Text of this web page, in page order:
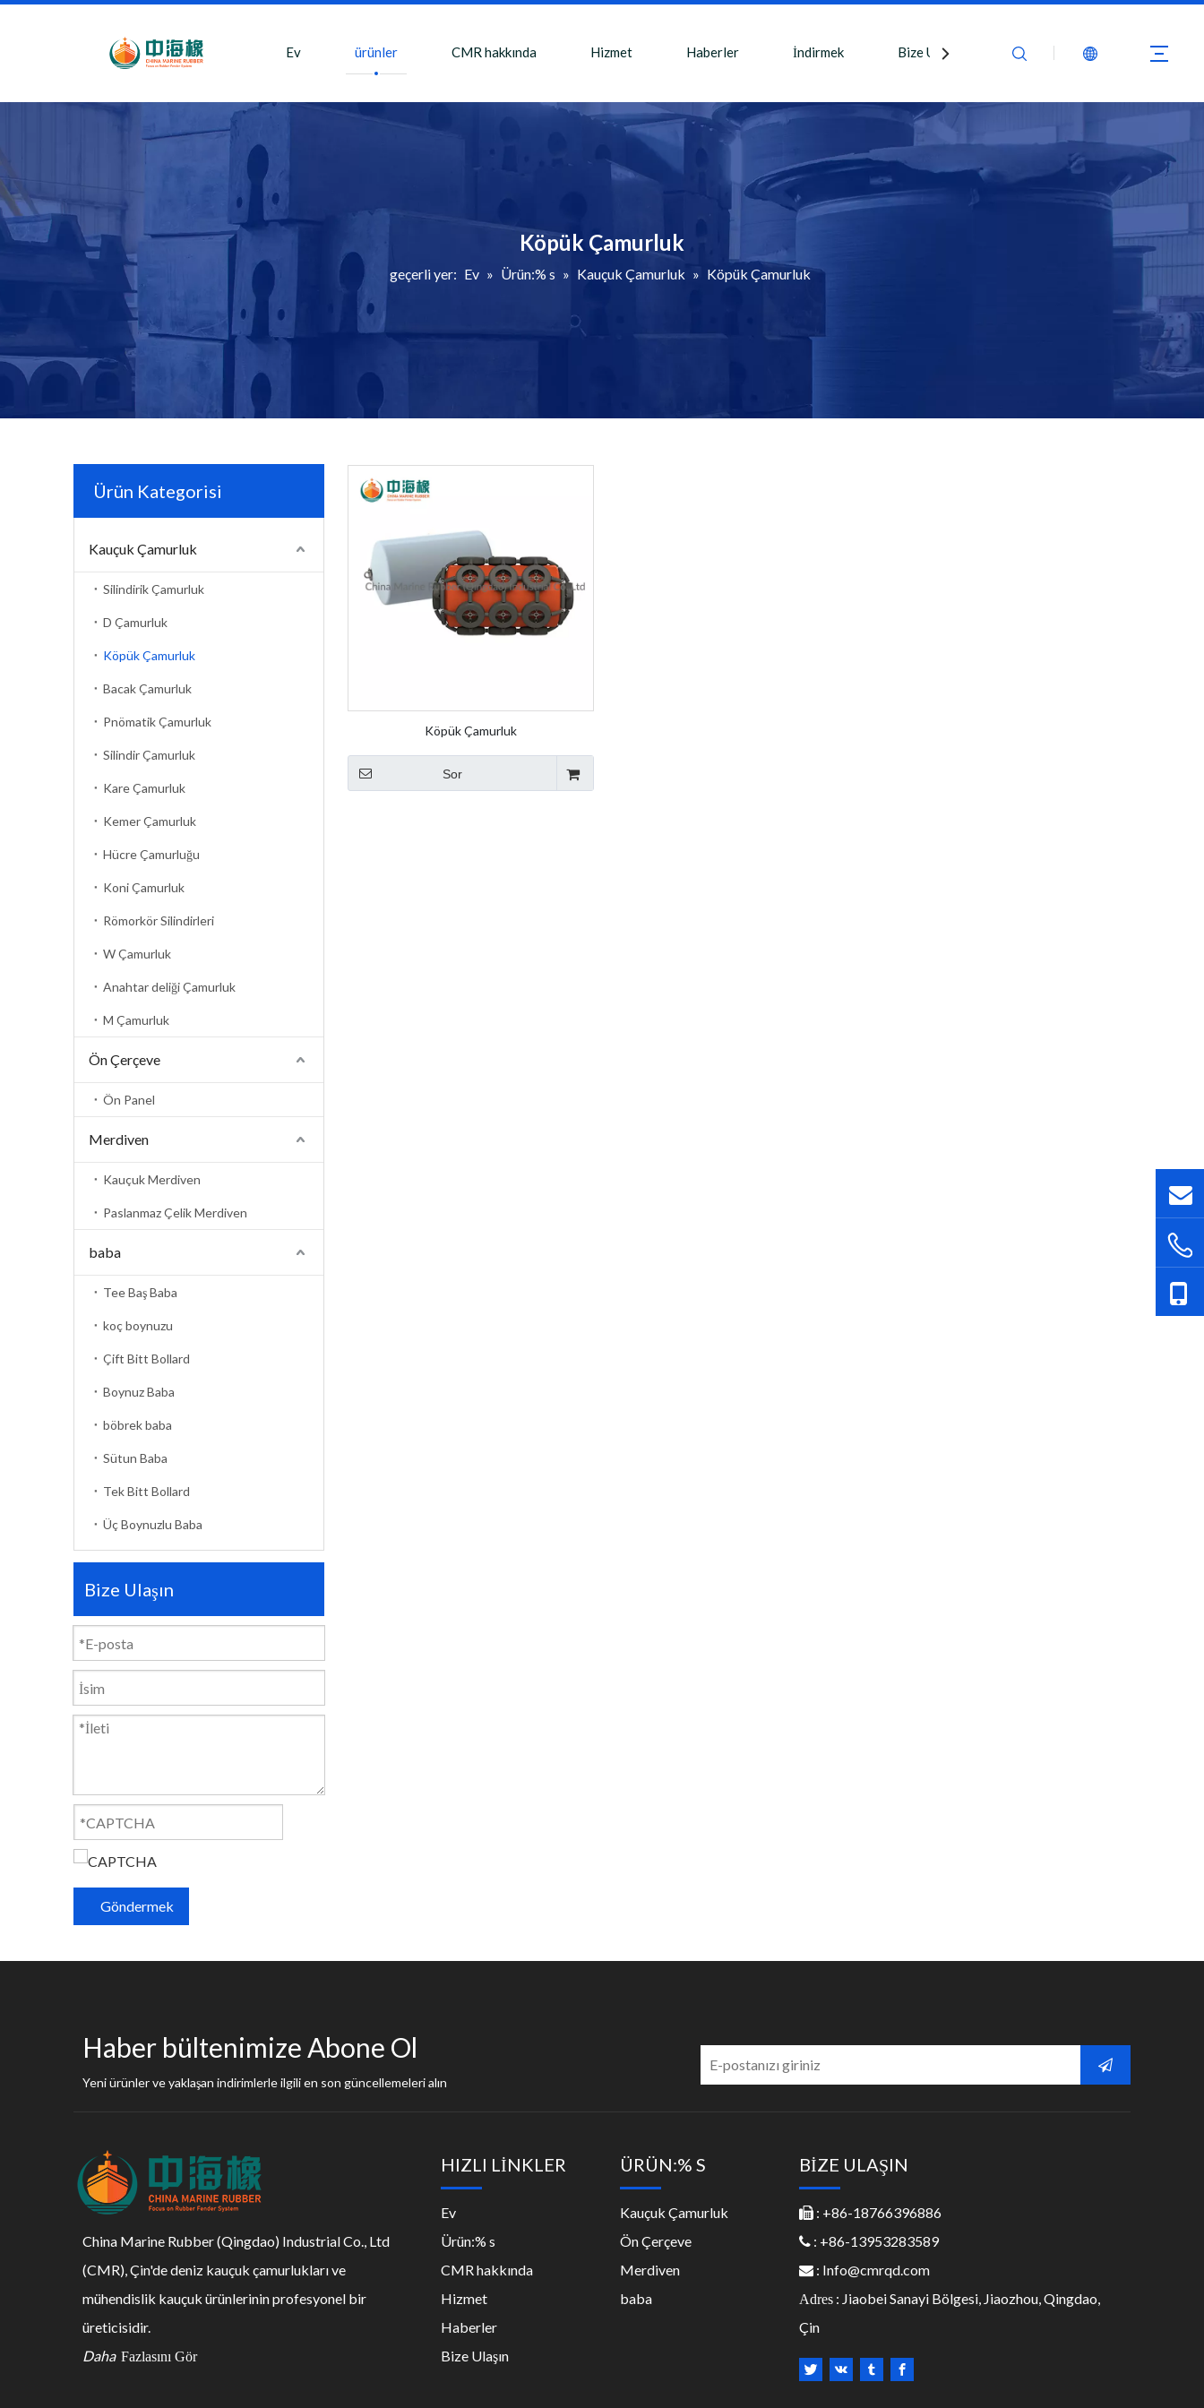
Ev ürünler CMR hakkında Hizmet Haberler İndirmek Bize Ulaşın
Köpük Çamurluk
geçerli yer: Ev » Ürün:% s » Kauçuk Çamurluk » Köpük Çamurluk
Ürün Kategorisi
Kauçuk Çamurluk
Silindirik Çamurluk
D Çamurluk
Köpük Çamurluk
Bacak Çamurluk
Pnömatik Çamurluk
Silindir Çamurluk
Kare Çamurluk
Kemer Çamurluk
Hücre Çamurluğu
Koni Çamurluk
Römorkör Silindirleri
W Çamurluk
Anahtar deliği Çamurluk
M Çamurluk
Ön Çerçeve
Ön Panel
Merdiven
Kauçuk Merdiven
Paslanmaz Çelik Merdiven
baba
Tee Baş Baba
koç boynuzu
Çift Bitt Bollard
Boynuz Baba
böbrek baba
Sütun Baba
Tek Bitt Bollard
Üç Boynuzlu Baba
Bize Ulaşın
Göndermek
Köpük Çamurluk
Sor
Haber bültenimize Abone Ol
Yeni ürünler ve yaklaşan indirimlerle ilgili en son güncellemeleri alın
China Marine Rubber (Qingdao) Industrial Co., Ltd
(CMR), Çin'de deniz kauçuk çamurlukları ve
mühendislik kauçuk ürünlerinin profesyonel bir
üreticisidir.
Daha Fazlasını Gör
HIZLI LİNKLER
Ev
Ürün:% s
CMR hakkında
Hizmet
Haberler
Bize Ulaşın
ÜRÜN:% S
Kauçuk Çamurluk
Ön Çerçeve
Merdiven
baba
BİZE ULAŞIN
 : +86-18766396886
 : +86-13953283589
 : Info@cmrqd.com
Adres : Jiaobei Sanayi Bölgesi, Jiaozhou, Qingdao,
Çin